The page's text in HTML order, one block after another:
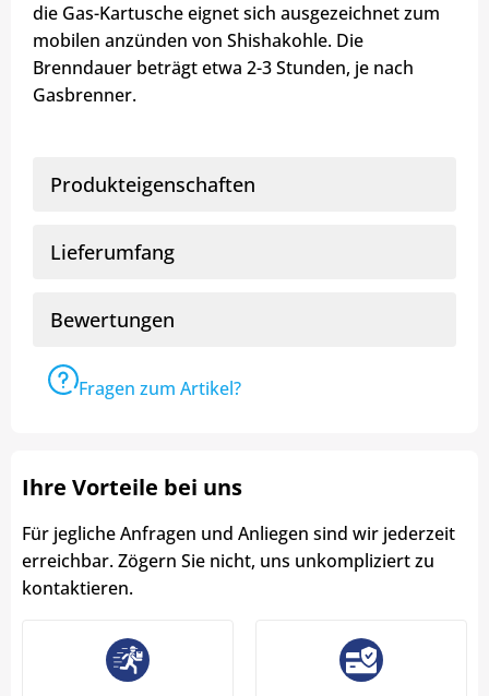
die Gas-Kartusche eignet sich ausgezeichnet zum
mobilen anzünden von Shishakohle. Die
Brenndauer beträgt etwa 2-3 Stunden, je nach
Gasbrenner.
Produkteigenschaften
Lieferumfang
Bewertungen
Fragen zum Artikel?
Ihre Vorteile bei uns
Für jegliche Anfragen und Anliegen sind wir jederzeit
erreichbar. Zögern Sie nicht, uns unkompliziert zu
kontaktieren.